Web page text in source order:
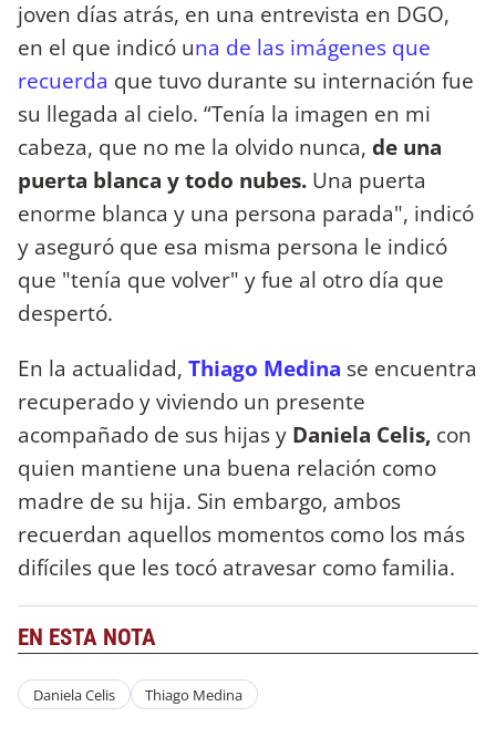
joven días atrás, en una entrevista en DGO,
en el que indicó una de las imágenes que
recuerda que tuvo durante su internación fue
su llegada al cielo. “Tenía la imagen en mi
cabeza, que no me la olvido nunca, de una
puerta blanca y todo nubes. Una puerta
enorme blanca y una persona parada", indicó
y aseguró que esa misma persona le indicó
que "tenía que volver" y fue al otro día que
despertó.
En la actualidad, Thiago Medina se encuentra
recuperado y viviendo un presente
acompañado de sus hijas y Daniela Celis, con
quien mantiene una buena relación como
madre de su hija. Sin embargo, ambos
recuerdan aquellos momentos como los más
difíciles que les tocó atravesar como familia.
EN ESTA NOTA
Daniela Celis Thiago Medina